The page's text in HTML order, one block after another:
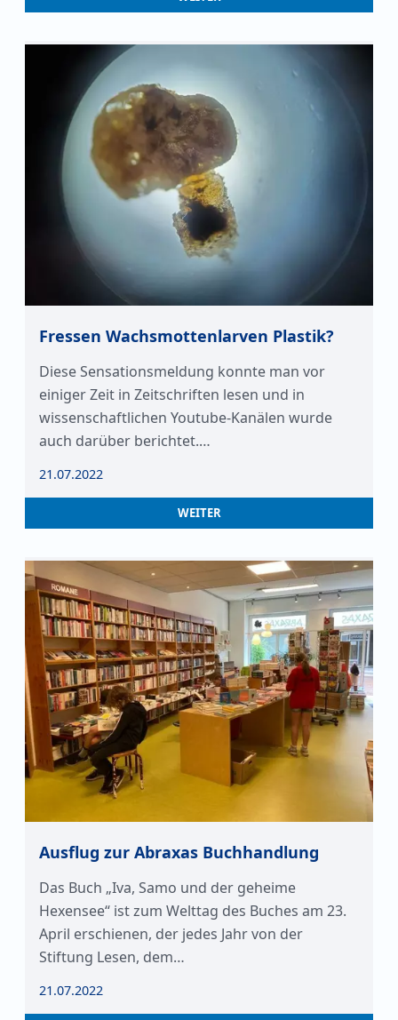
Fressen Wachsmottenlarven Plastik?
Diese Sensationsmeldung konnte man vor
einiger Zeit in Zeitschriften lesen und in
wissenschaftlichen Youtube-Kanälen wurde
auch darüber berichtet.…
21.07.2022
WEITER
Ausflug zur Abraxas Buchhandlung
Das Buch „Iva, Samo und der geheime
Hexensee“ ist zum Welttag des Buches am 23.
April erschienen, der jedes Jahr von der
Stiftung Lesen, dem…
21.07.2022